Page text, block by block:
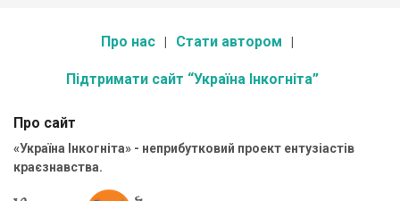
Про нас Стати автором
Підтримати сайт “Україна Інкогніта”
Про сайт
«Україна Інкогніта» - неприбутковий проект ентузіастів
краєзнавства.